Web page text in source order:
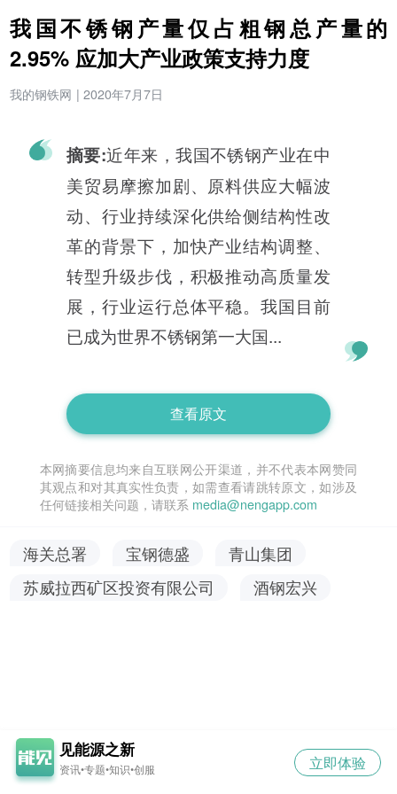
我国不锈钢产量仅占粗钢总产量的
2.95% 应加大产业政策支持力度
我的钢铁网 | 2020年7月7日
摘要:近年来，我国不锈钢产业在中
美贸易摩擦加剧、原料供应大幅波
动、行业持续深化供给侧结构性改
革的背景下，加快产业结构调整、
转型升级步伐，积极推动高质量发
展，行业运行总体平稳。我国目前
已成为世界不锈钢第一大国...
查看原文
本网摘要信息均来自互联网公开渠道，并不代表本网赞同
其观点和对其真实性负责，如需查看请跳转原文，如涉及
任何链接相关问题，请联系 media@nengapp.com
海关总署 宝钢德盛
青山集团
苏威拉西矿区投资有限公司
酒钢宏兴
见能源之新
资讯•专题•知识•创服 立即体验